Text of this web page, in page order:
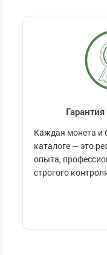
Каждая монета и
каталоге — это
опыта,
строгого